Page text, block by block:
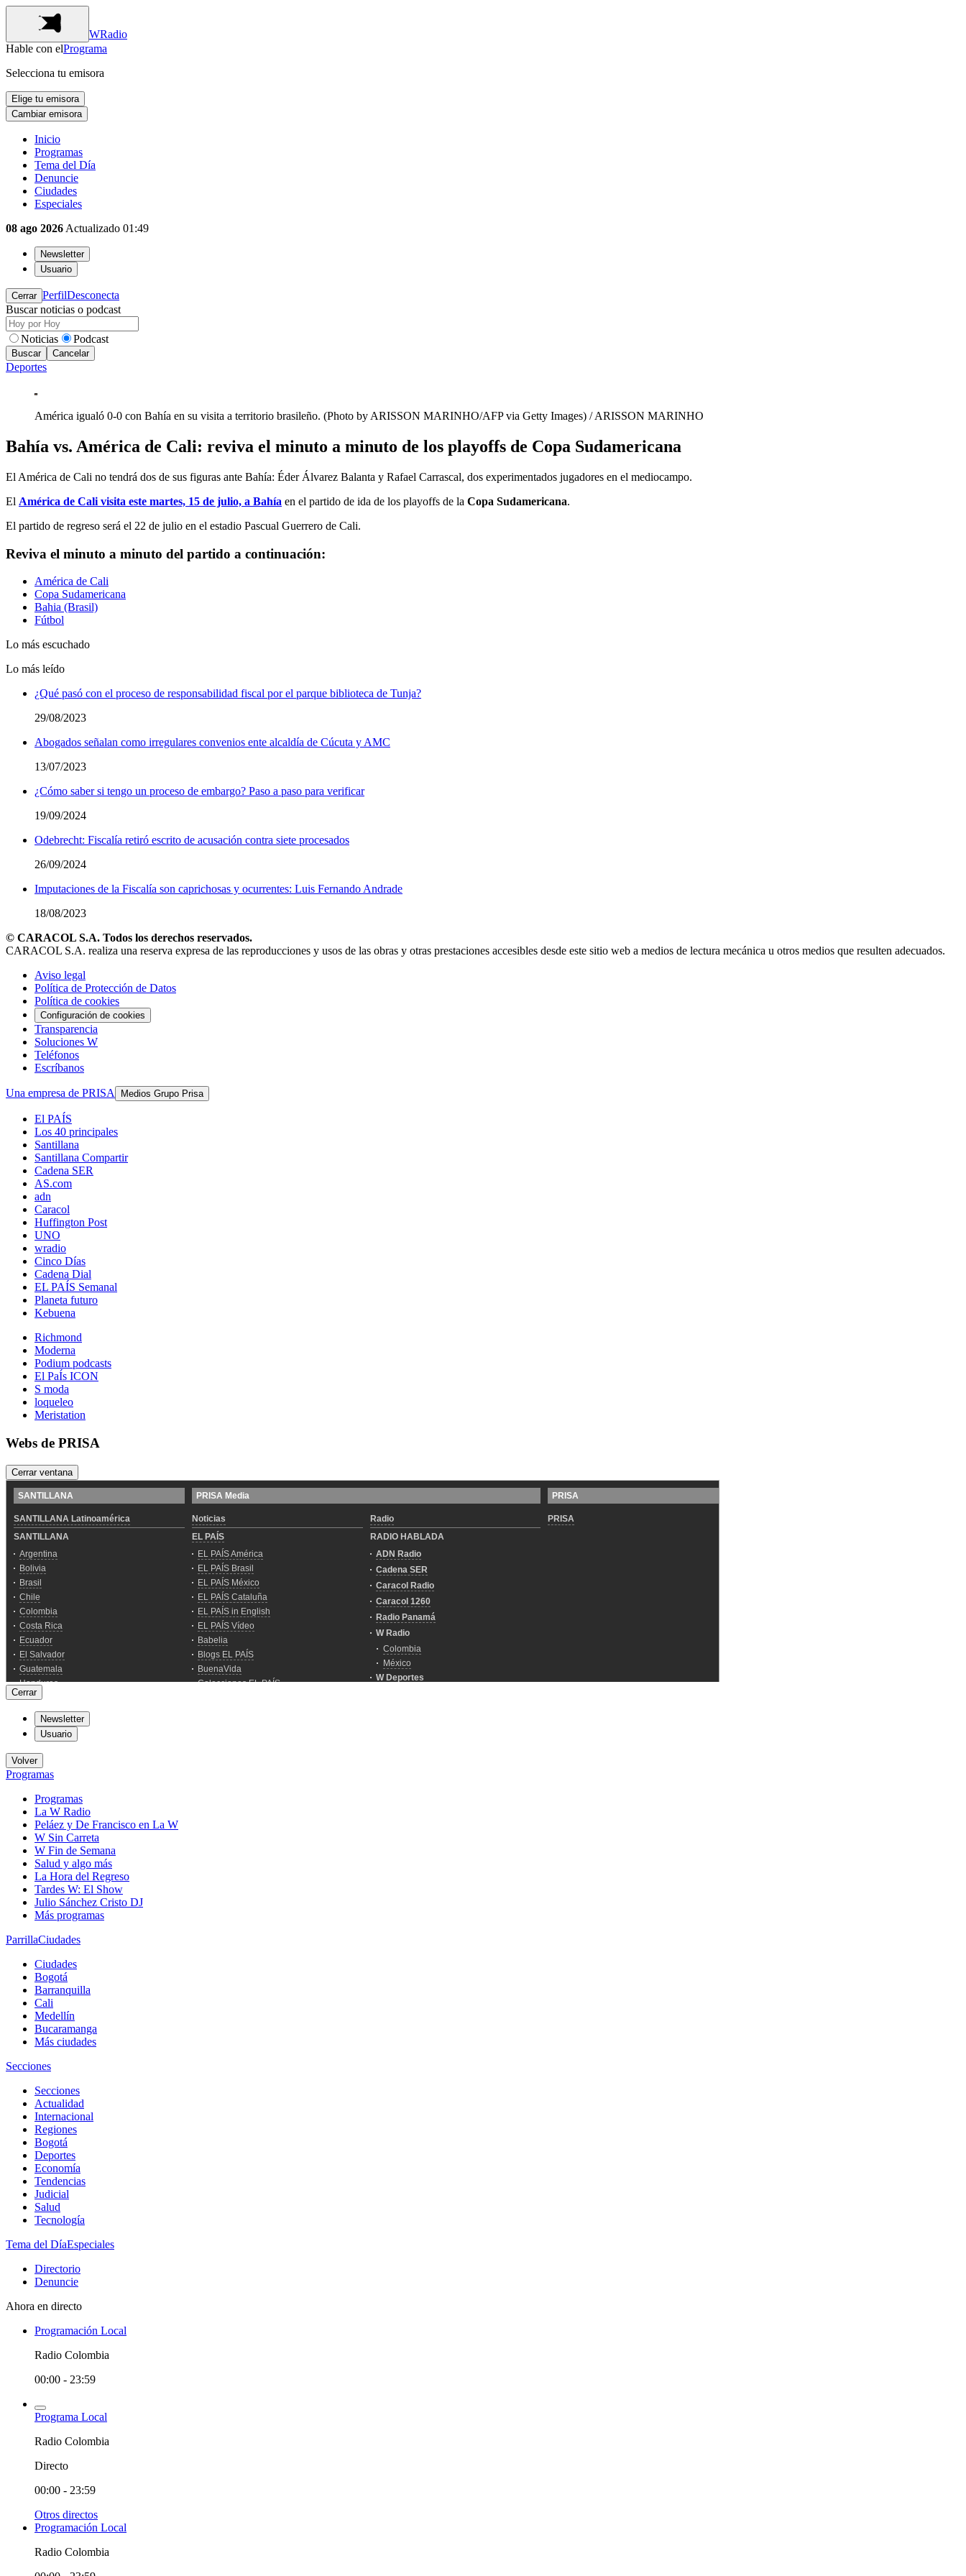
WRadio
Hable con elPrograma
Selecciona tu emisora
Elige tu emisora
Cambiar emisora
Inicio
Programas
Tema del Día
Denuncie
Ciudades
Especiales
08 ago 2026 Actualizado 01:49
Newsletter
Usuario
Cerrar PerfilDesconecta
Buscar noticias o podcast
Noticias Podcast
Buscar Cancelar
Deportes
América igualó 0-0 con Bahía en su visita a territorio brasileño. (Photo by ARISSON MARINHO/AFP via Getty Images) /ARISSON MARINHO
Bahía vs. América de Cali: reviva el minuto a minuto de los playoffs de Copa Sudamericana
El América de Cali no tendrá dos de sus figuras ante Bahía: Éder Álvarez Balanta y Rafael Carrascal, dos experimentados jugadores en el mediocampo.
El América de Cali visita este martes, 15 de julio, a Bahía en el partido de ida de los playoffs de la Copa Sudamericana.
El partido de regreso será el 22 de julio en el estadio Pascual Guerrero de Cali.
Reviva el minuto a minuto del partido a continuación:
América de Cali
Copa Sudamericana
Bahia (Brasil)
Fútbol
Lo más escuchado
Lo más leído
¿Qué pasó con el proceso de responsabilidad fiscal por el parque biblioteca de Tunja?
29/08/2023
Abogados señalan como irregulares convenios ente alcaldía de Cúcuta y AMC
13/07/2023
¿Cómo saber si tengo un proceso de embargo? Paso a paso para verificar
19/09/2024
Odebrecht: Fiscalía retiró escrito de acusación contra siete procesados
26/09/2024
Imputaciones de la Fiscalía son caprichosas y ocurrentes: Luis Fernando Andrade
18/08/2023
© CARACOL S.A. Todos los derechos reservados.
CARACOL S.A. realiza una reserva expresa de las reproducciones y usos de las obras y otras prestaciones accesibles desde este sitio web a medios de lectura mecánica u otros medios que resulten adecuados.
Aviso legal
Política de Protección de Datos
Política de cookies
Configuración de cookies
Transparencia
Soluciones W
Teléfonos
Escríbanos
Una empresa de PRISA Medios Grupo Prisa
El PAÍS
Los 40 principales
Santillana
Santillana Compartir
Cadena SER
AS.com
adn
Caracol
Huffington Post
UNO
wradio
Cinco Días
Cadena Dial
EL PAÍS Semanal
Planeta futuro
Kebuena
Richmond
Moderna
Podium podcasts
El PaÍs ICON
S moda
loqueleo
Meristation
Webs de PRISA
Cerrar ventana
Cerrar
Newsletter
Usuario
Volver
Programas
Programas
La W Radio
Peláez y De Francisco en La W
W Sin Carreta
W Fin de Semana
Salud y algo más
La Hora del Regreso
Tardes W: El Show
Julio Sánchez Cristo DJ
Más programas
ParrillaCiudades
Ciudades
Bogotá
Barranquilla
Cali
Medellín
Bucaramanga
Más ciudades
Secciones
Secciones
Actualidad
Internacional
Regiones
Bogotá
Deportes
Economía
Tendencias
Judicial
Salud
Tecnología
Tema del DíaEspeciales
Directorio
Denuncie
Ahora en directo
Programación Local
Radio Colombia
00:00 - 23:59
Programa Local
Radio Colombia
Directo
00:00 - 23:59
Otros directos
Programación Local
Radio Colombia